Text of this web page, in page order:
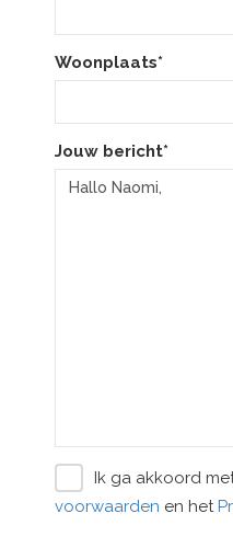
Woonplaats*
Jouw bericht*
Ik ga akkoord
voorwaarden en het